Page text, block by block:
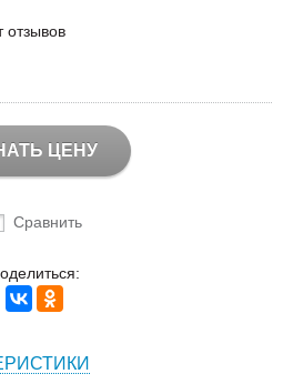
отзывов
ЦЕНУ
Сравнить